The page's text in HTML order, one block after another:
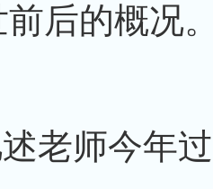
后的概况
老师今年